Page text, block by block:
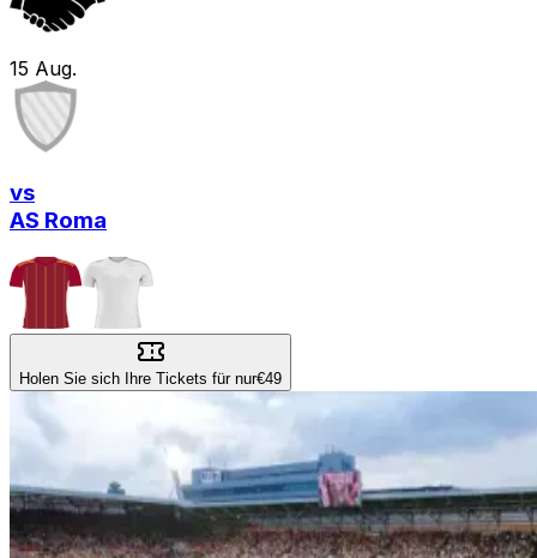
15 Aug.
vs
AS Roma
Holen Sie sich Ihre Tickets für nur€49